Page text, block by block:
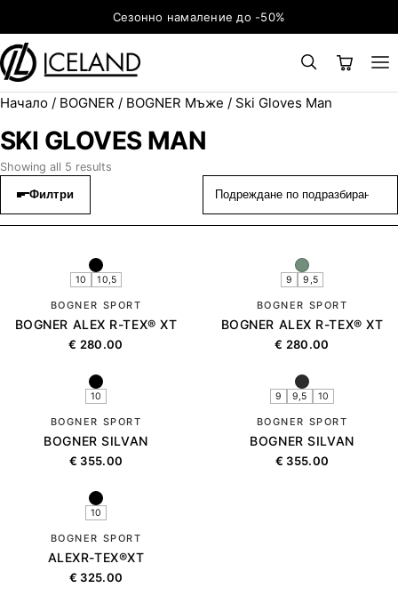
Към съдържаниетоСезонно намаление до -50%
ТЪРСЕНЕ
Начало / BOGNER / BOGNER Мъже / Ski Gloves Man
SKI GLOVES MAN
Showing all 5 results
Филтри
10 10,5
BOGNER SPORT
BOGNER ALEX R-TEX® XT
€ 280.00
9 9,5
BOGNER SPORT
BOGNER ALEX R-TEX® XT
€ 280.00
10
BOGNER SPORT
BOGNER SILVAN
€ 355.00
9 9,5 10
BOGNER SPORT
BOGNER SILVAN
€ 355.00
10
BOGNER SPORT
ALEXR-TEX®XT
€ 325.00